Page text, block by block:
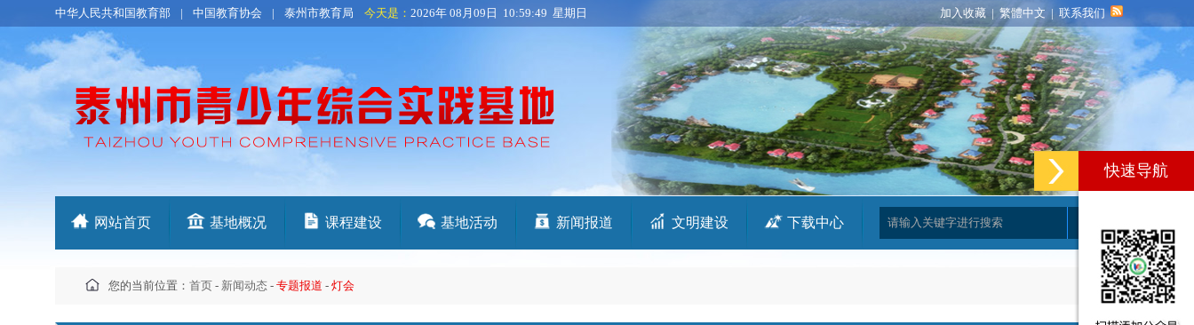
中华人民共和国教育部 | 中国教育协会 | 泰州市教育局 今天是： 2026年 08月09日 10:59:50 星期日 加入收藏| 繁體中文 | 联系我们
网站首页 基地概况 课程建设 基地活动 新闻报道 文明建设 下载中心
您的当前位置： 首页 - 新闻动态 - 专题报道 - 灯会
快速导航